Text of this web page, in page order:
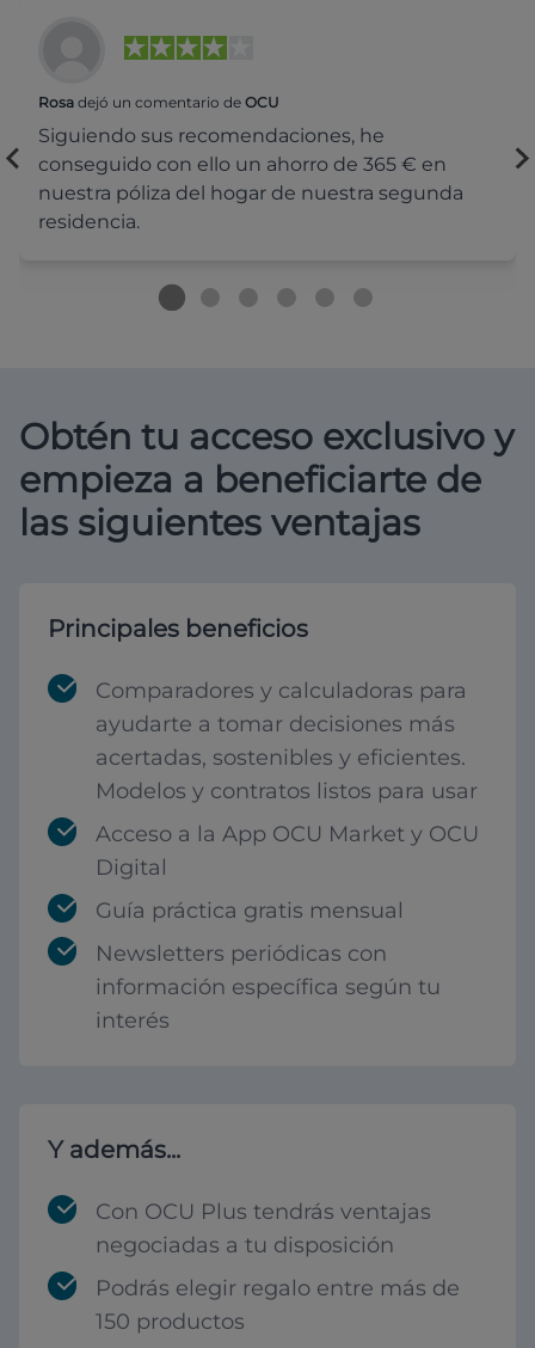
Rosa dejó un comentario de OCU
Siguiendo sus recomendaciones, he
conseguido con ello un ahorro de 365 € en
nuestra póliza del hogar de nuestra segunda
residencia.
Obtén tu acceso exclusivo y
empieza a beneficiarte de
las siguientes ventajas
Principales beneficios
Comparadores y calculadoras para
ayudarte a tomar decisiones más
acertadas, sostenibles y eficientes.
Modelos y contratos listos para usar
Acceso a la App OCU Market y OCU
Digital
Guía práctica gratis mensual
Newsletters periódicas con
información específica según tu
interés
Y además...
Con OCU Plus tendrás ventajas
negociadas a tu disposición
Podrás elegir regalo entre más de
150 productos